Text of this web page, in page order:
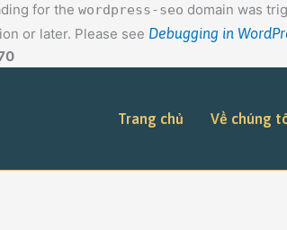
for the wordpress-seo domain was
or later. Please see Debugging in
Trang chủ Về chúng